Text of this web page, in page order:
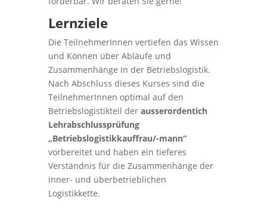
Lernziele
Die TeilnehmerInnen vertiefen das Wissen
und Können über Abläufe und
Zusammenhänge in der Betriebslogistik.
Nach Abschluss dieses Kurses sind die
TeilnehmerInnen optimal auf den
Betriebslogistikteil der ausserordentich
Lehrabschlussprüfung
„Betriebslogistikkauffrau/-mann“
vorbereitet und haben ein tieferes
Verständnis für die Zusammenhänge der
inner- und überbetrieblichen
Logistikkette.